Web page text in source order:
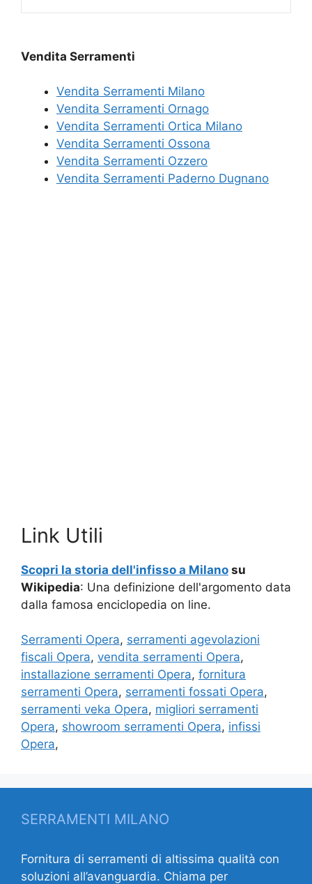
Vendita Serramenti
Vendita Serramenti Milano
Vendita Serramenti Ornago
Vendita Serramenti Ortica Milano
Vendita Serramenti Ossona
Vendita Serramenti Ozzero
Vendita Serramenti Paderno Dugnano
Link Utili
Scopri la storia dell'infisso a Milano su
Wikipedia: Una definizione dell'argomento data
dalla famosa enciclopedia on line.
Serramenti Opera, serramenti agevolazioni
fiscali Opera, vendita serramenti Opera,
installazione serramenti Opera, fornitura
serramenti Opera, serramenti fossati Opera,
serramenti veka Opera, migliori serramenti
Opera, showroom serramenti Opera, infissi
Opera,
SERRAMENTI MILANO
Fornitura di serramenti di altissima qualità con
soluzioni all’avanguardia. Chiama per